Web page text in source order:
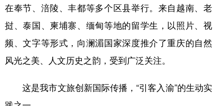
在奉节、涪陵、丰都等多个区县举行。来自越南、老
挝、泰国、柬埔寨、缅甸等地的留学生，以照片、视
频、文字等形式，向澜湄国家深度推介了重庆的自然
风光之美、人文历史之韵，受到广泛关注。
这是我市文旅创新国际传播，“引客入渝”的生动实